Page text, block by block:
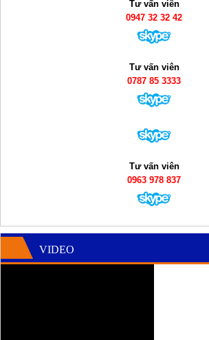
Tư vấn viên
0947 32 32 42
Tư vấn viên
0787 85 3333
Tư vấn viên
0963 978 837
VIDEO